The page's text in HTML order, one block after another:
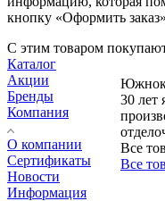
кнопку «Оформить
С этим товаром
30 лет
Все
Все
Каталог
Акции
Бренды
Компания
О компании
Сертификаты
Новости
Информация